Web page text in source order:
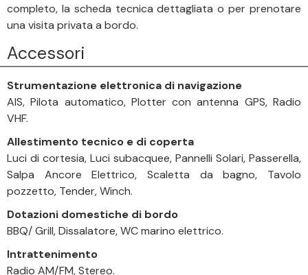
completo, la scheda tecnica dettagliata o per prenotare
una visita privata a bordo.
Accessori
Strumentazione elettronica di navigazione
AIS, Pilota automatico, Plotter con antenna GPS, Radio
VHF.
Allestimento tecnico e di coperta
Luci di cortesia, Luci subacquee, Pannelli Solari, Passerella,
Salpa Ancore Elettrico, Scaletta da bagno, Tavolo
pozzetto, Tender, Winch.
Dotazioni domestiche di bordo
BBQ/ Grill, Dissalatore, WC marino elettrico.
Intrattenimento
Radio AM/FM, Stereo.